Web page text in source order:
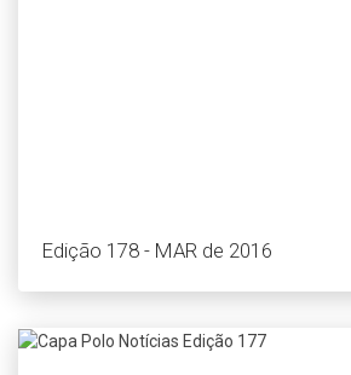
Edição 178 - MAR de 2016